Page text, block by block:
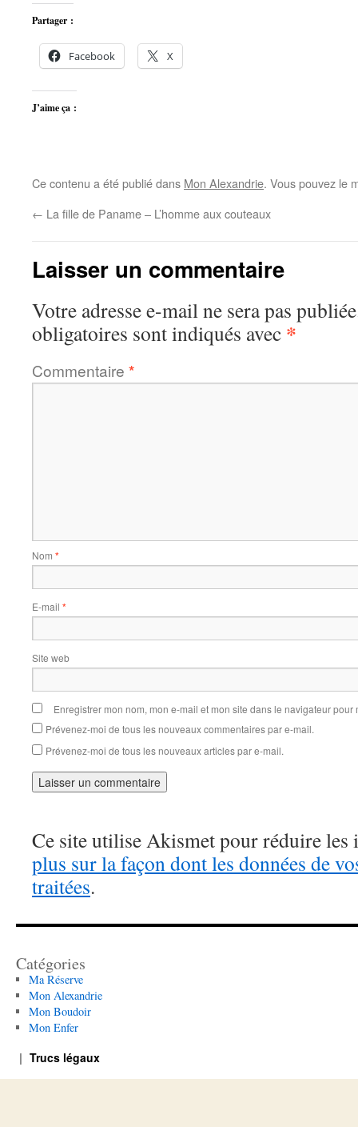
Partager :
Facebook X
J’aime ça :
Ce contenu a été publié dans Mon Alexandrie. Vous pouvez le
← La fille de Paname – L’homme aux couteaux
Laisser un commentaire
Votre adresse e-mail ne sera pas
obligatoires sont indiqués avec *
Commentaire *
Nom *
E-mail *
Site web
Enregistrer mon nom, mon e-mail et mon site dans le navigateur
Prévenez-moi de tous les nouveaux commentaires par e-mail.
Prévenez-moi de tous les nouveaux articles par e-mail.
Ce site utilise Akismet pour réduire les
plus sur la façon dont les données de
traitées.
Catégories
Ma Réserve
Mon Alexandrie
Mon Boudoir
Mon Enfer
Trucs légaux